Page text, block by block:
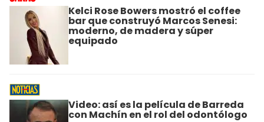
Kelci Rose Bowers mostró el coffee
bar que construyó Marcos Senesi:
moderno, de madera y súper
equipado
Video: así es la película de Barreda
con Machín en el rol del odontólogo